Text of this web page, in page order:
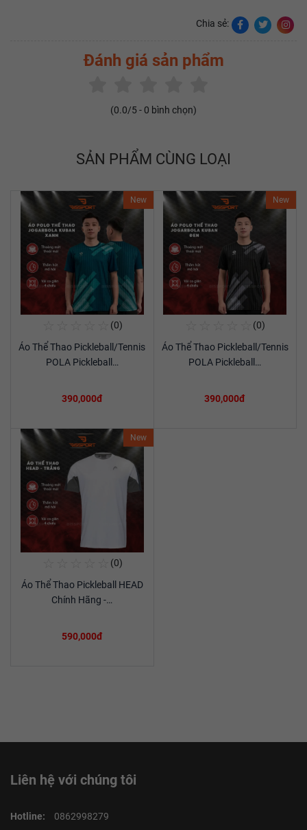
Chia sẻ:
Đánh giá sản phẩm
(0.0/5 - 0 bình chọn)
SẢN PHẨM CÙNG LOẠI
New
(0)
Áo Thể Thao Pickleball/Tennis
POLA Pickleball…
390,000đ
New
(0)
Áo Thể Thao Pickleball/Tennis
POLA Pickleball…
390,000đ
New
(0)
Áo Thể Thao Pickleball HEAD
Chính Hãng -…
590,000đ
Liên hệ với chúng tôi
Hotline: 0862998279